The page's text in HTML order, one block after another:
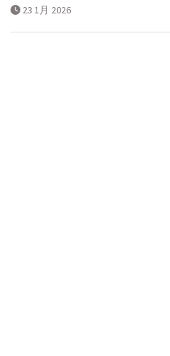
23 1月 2026